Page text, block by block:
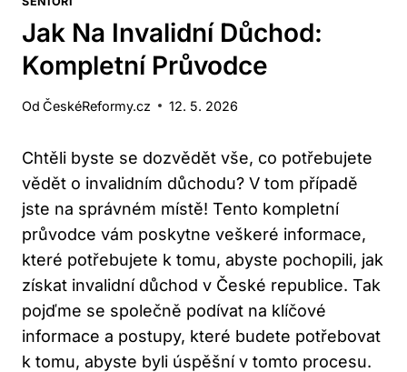
Jak Na Invalidní Důchod:
Kompletní Průvodce
Od ČeskéReformy.cz 12. 5. 2026
Chtěli byste se dozvědět vše, co potřebujete
vědět o invalidním důchodu? V tom případě
jste na správném místě! Tento kompletní
průvodce vám poskytne veškeré informace,
které potřebujete k tomu, abyste pochopili, jak
získat invalidní důchod v České republice. Tak
pojďme se společně podívat na klíčové
informace a postupy, které budete potřebovat
k tomu, abyste byli úspěšní v tomto procesu.